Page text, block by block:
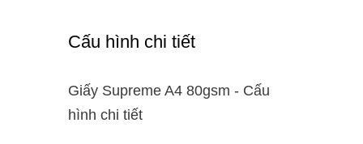
Cấu hình chi tiết
Giấy Supreme A4 80gsm - Cấu
hình chi tiết